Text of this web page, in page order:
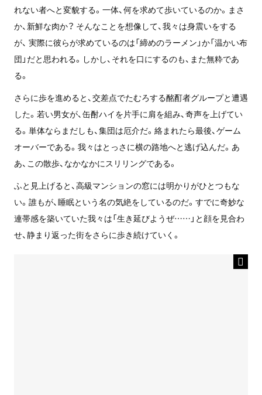
れない者へと変貌する。一体、何を求めて歩いているのか。まさ
か、新鮮な肉か？ そんなことを想像して、我々は身震いをする
が、 実際に彼らが求めているのは「締めのラーメン」か「温かい布
団」だと思われる。しかし、それを口にするのも、また無粋であ
る。
さらに歩を進めると、交差点でたむろする酩酊者グループと遭遇
した。若い男女が、缶酎ハイを片手に肩を組み、奇声を上げてい
る。単体ならまだしも、集団は厄介だ。絡まれたら最後、ゲーム
オーバーである。我々はとっさに横の路地へと逃げ込んだ。あ
あ、この散歩、なかなかにスリリングである。
ふと見上げると、高級マンションの窓には明かりがひとつもな
い。誰もが、睡眠という名の気絶をしているのだ。すでに奇妙な
連帯感を築いていた我々は「生き延びようぜ……」と顔を見合わ
せ、静まり返った街をさらに歩き続けていく。